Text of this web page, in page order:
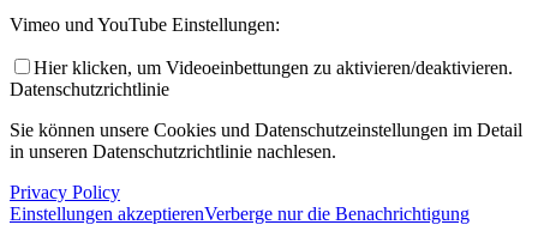
Vimeo und YouTube Einstellungen:
Hier klicken, um Videoeinbettungen zu aktivieren/deaktivieren.
Datenschutzrichtlinie
Sie können unsere Cookies und Datenschutzeinstellungen im Detail
in unseren Datenschutzrichtlinie nachlesen.
Privacy Policy
Einstellungen akzeptierenVerberge nur die Benachrichtigung